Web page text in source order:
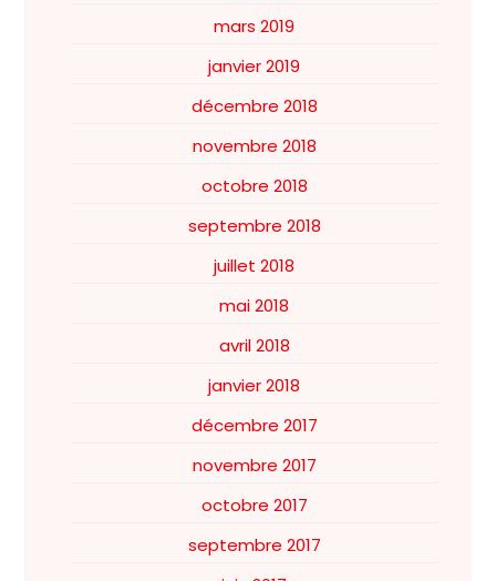
mars 2019
janvier 2019
décembre 2018
novembre 2018
octobre 2018
septembre 2018
juillet 2018
mai 2018
avril 2018
janvier 2018
décembre 2017
novembre 2017
octobre 2017
septembre 2017